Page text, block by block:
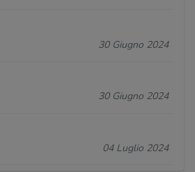
30 Giugno 2024
30 Giugno 2024
04 Luglio 2024